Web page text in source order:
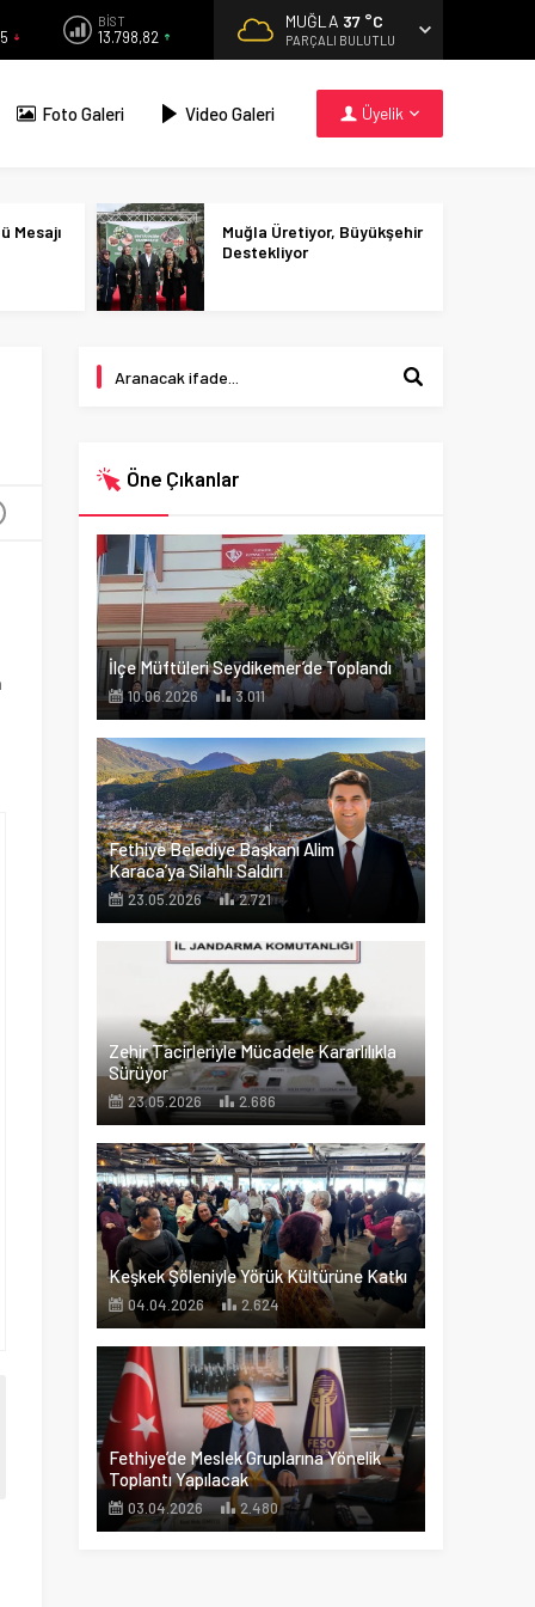
BİST
13.798,82
MUĞLA 37 °C
PARÇALI BULUTLU
Foto Galeri Video Galeri Üyelik
Mesajı
Muğla Üretiyor, Büyükşehir
Destekliyor
Öne Çıkanlar
İlçe Müftüleri Seydikemer’de Toplandı
10.06.2026 3.011
Fethiye Belediye Başkanı Alim
Karaca’ya Silahlı Saldırı
23.05.2026 2.721
Zehir Tacirleriyle Mücadele Kararlılıkla
Sürüyor
23.05.2026 2.686
Keşkek Şöleniyle Yörük Kültürüne Katkı
04.04.2026 2.624
Fethiye’de Meslek Gruplarına Yönelik
Toplantı Yapılacak
03.04.2026 2.480